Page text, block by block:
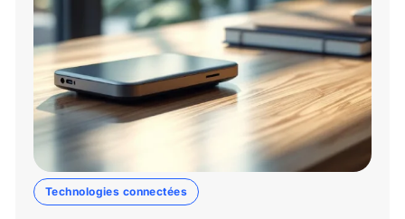
Technologies connectées